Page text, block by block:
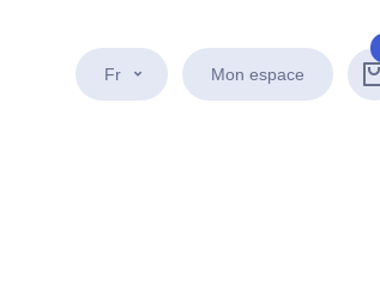
Fr Mon espace